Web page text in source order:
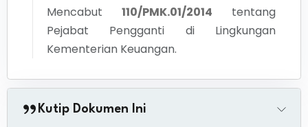
Mencabut
110/PMK.01/2014
tentang
Pejabat Pengganti di Lingkungan
Kementerian Keuangan.
Kutip Dokumen Ini